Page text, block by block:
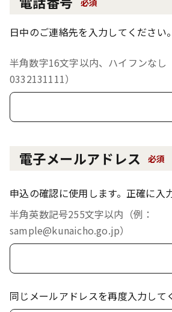
必須
日中のご連絡先を入力してください。
半角数字16文字以内、ハイフンなし
0332131111）
電子メールアドレス 必須
申込の確認に使用します。正確に入
半角英数記号255文字以内（例：
sample@kunaicho.go.jp）
同じメールアドレスを再度入力して